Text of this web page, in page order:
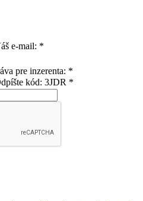
e-mail: *
pre inzerenta: *
kód: 3JDR *